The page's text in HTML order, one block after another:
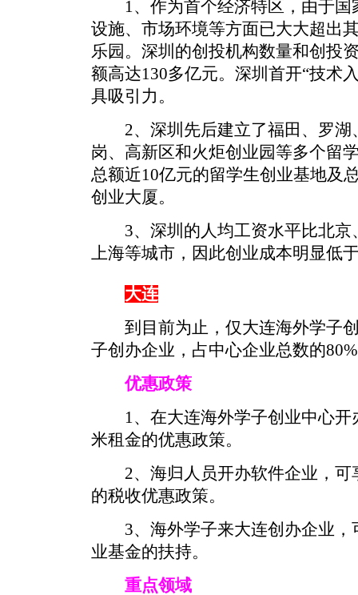
1、作为首个经济特区，由于国
设施、市场环境等方面已大大超出
乐园。深圳的创投机构数量和创投
额高达130多亿元。深圳首开“技术
具吸引力。
2、深圳先后建立了福田、罗湖
岗、高新区和火炬创业园等多个留
总额近10亿元的留学生创业基地及
创业大厦。
3、深圳的人均工资水平比北京
上海等城市，因此创业成本明显低
大连
到目前为止，仅大连海外学子创
子创办企业，占中心企业总数的
优惠政策
1、在大连海外学子创业中心开
米租金的优惠政策。
2、海归人员开办软件企业，可
的税收优惠政策。
3、海外学子来大连创办企业，
业基金的扶持。
重点领域